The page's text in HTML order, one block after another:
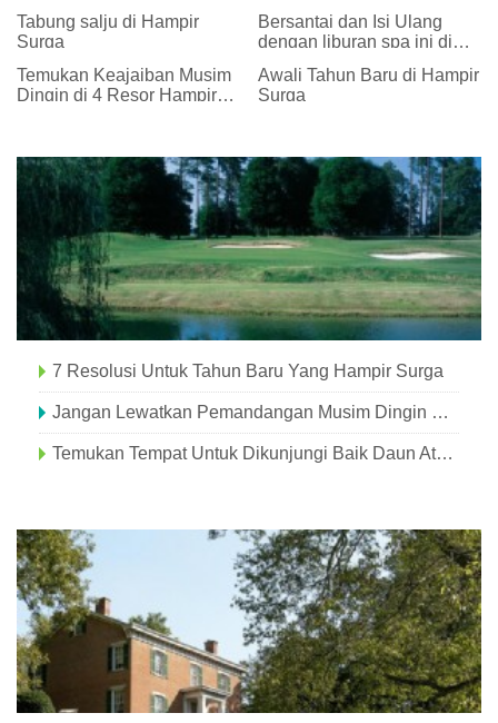
Hari Liburan
Tabung salju di Hampir
Surga
Bersantai dan Isi Ulang
dengan liburan spa ini di
Temukan Keajaiban Musim
Dingin di 4 Resor Hampir
Awali Tahun Baru di Hampir
Surga
7 Resolusi Untuk Tahun Baru Yang Hampir Surga
Jangan Lewatkan Pemandangan Musim Dingin Hampir Surga Ini
Temukan Tempat Untuk Dikunjungi Baik Daun Atau Salju Di Hampir Surga